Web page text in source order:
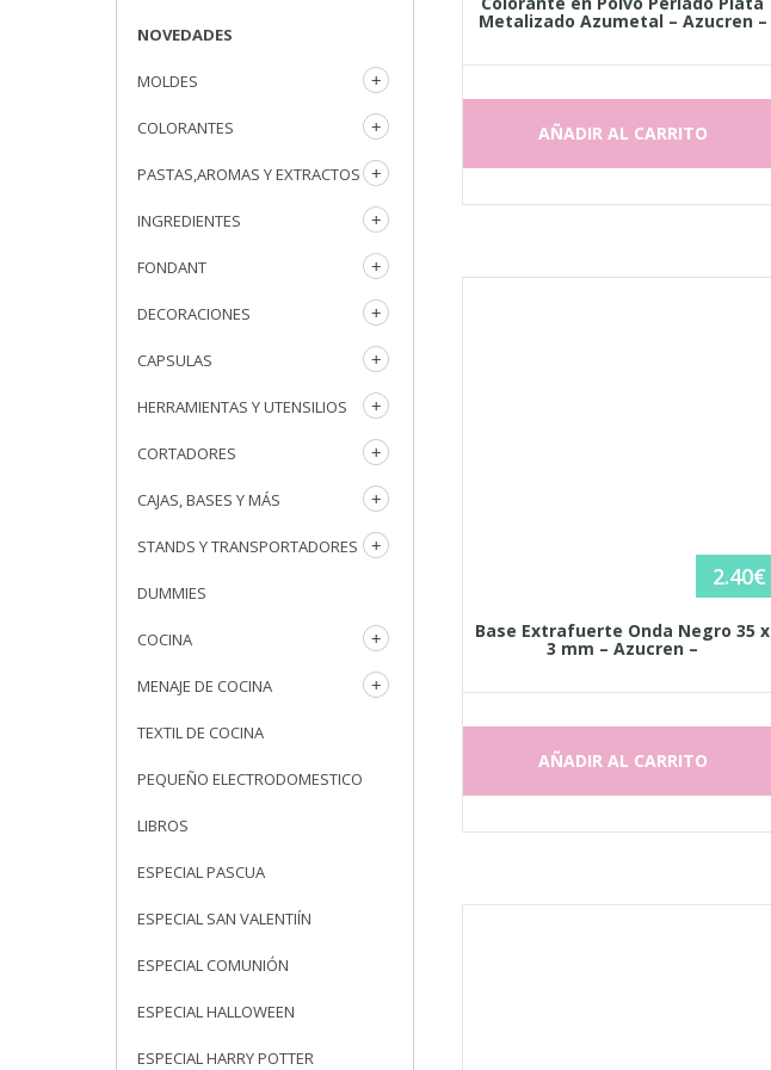
NOVEDADES
MOLDES
COLORANTES
PASTAS,AROMAS Y EXTRACTOS
INGREDIENTES
FONDANT
DECORACIONES
CAPSULAS
HERRAMIENTAS Y UTENSILIOS
CORTADORES
CAJAS, BASES Y MÁS
STANDS Y TRANSPORTADORES
DUMMIES
COCINA
MENAJE DE COCINA
TEXTIL DE COCINA
PEQUEÑO ELECTRODOMESTICO
LIBROS
ESPECIAL PASCUA
ESPECIAL SAN VALENTIÍN
ESPECIAL COMUNIÓN
ESPECIAL HALLOWEEN
ESPECIAL HARRY POTTER
Metalizado Azumetal – Azucren –
AÑADIR AL CARRITO
2.40€
Base Extrafuerte Onda Negro 35 x
3 mm – Azucren –
AÑADIR AL CARRITO